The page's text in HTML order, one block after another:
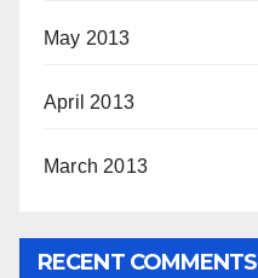
May 2013
April 2013
March 2013
RECENT COMMENTS